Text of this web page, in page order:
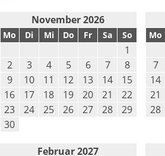
November 2026
Mo Di Mi Do Fr Sa So
1
2
3 4 5 6 7
8
9
10 11 12 13 14
15
16
17 18 19 20 21
22
23
24 25 26 27 28
29
30
Mo
7
14
21
28
Februar 2027